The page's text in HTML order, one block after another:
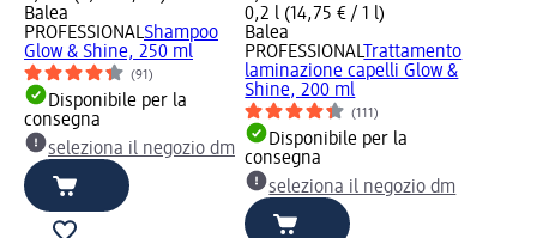
Balea
PROFESSIONALShampoo
Glow & Shine, 250 ml
(91)
Disponibile per la
consegna
seleziona il negozio dm
0,2 l (14,75 € / 1 l)
Balea
PROFESSIONALTrattamento
laminazione capelli Glow &
Shine, 200 ml
(111)
Disponibile per la
consegna
seleziona il negozio dm